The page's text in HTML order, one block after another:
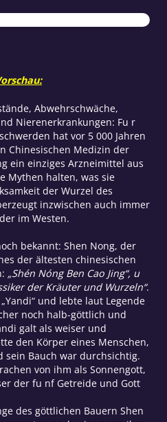
Abwehrschwäche,
Nierenerkrankungen: Fu r
hat vor 5 000 Jahren
Chinesischen Medizin der
ein einziges Arzneimittel aus
Mythen halten, was sie
der Wurzel des
inzwischen auch immer
im Westen.
bekannt: Shen Nong, der
der ältesten chinesischen
„Shén Nóng Ben Cao Jing“, u
der Kräuter und Wurzeln“.
und lebte laut Legende
noch halb-göttlich und
galt als weiser und
den Körper eines Menschen,
sein Bauch war durchsichtig.
von ihm als Sonnengott,
der fu nf Getreide und Gott
des göttlichen Bauern Shen